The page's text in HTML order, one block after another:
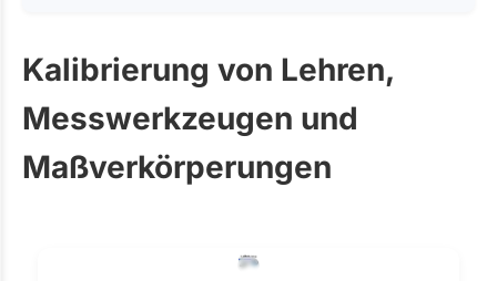
Kalibrierung von Lehren,
Messwerkzeugen und
Maßverkörperungen